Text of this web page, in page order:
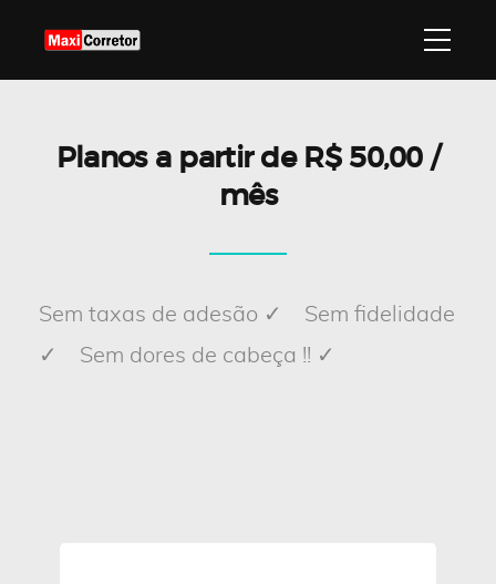
Planos a partir de R$ 50,00 /
mês
Sem taxas de adesão ✓ Sem fidelidade
✓ Sem dores de cabeça !! ✓